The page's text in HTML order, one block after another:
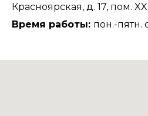
Красноярская, д. 17, пом.
Время работы: пон.-пятн.